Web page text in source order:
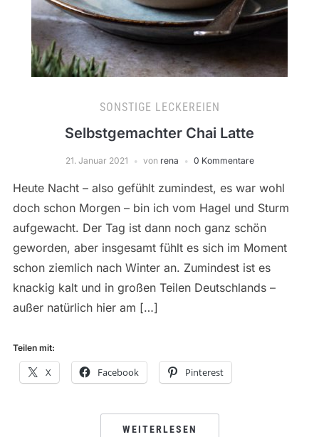
SONSTIGE LECKEREIEN
Selbstgemachter Chai Latte
21. Januar 2021 von rena 0 Kommentare
Heute Nacht – also gefühlt zumindest, es war wohl
doch schon Morgen – bin ich vom Hagel und Sturm
aufgewacht. Der Tag ist dann noch ganz schön
geworden, aber insgesamt fühlt es sich im Moment
schon ziemlich nach Winter an. Zumindest ist es
knackig kalt und in großen Teilen Deutschlands –
außer natürlich hier am […]
Teilen mit:
X Facebook Pinterest
WEITERLESEN